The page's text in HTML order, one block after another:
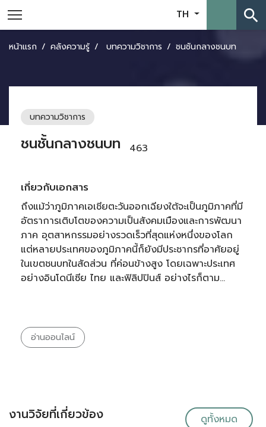
TH search
หน้าแรก คลังความรู้ บทความวิชาการ ชนชั้นกลางชนบท
บทความวิชาการ
463
ชนชั้นกลางชนบท
เกี่ยวกับเอกสาร
ถึงแม้ว่าภูมิภาคเอเชียตะวันออกเฉียงใต้จะเป็นภูมิภาคที่มี
อัตราการเติบโตของความเป็นสังคมเมืองและการพัฒนา
ภาค อุตสาหกรรมอย่างรวดเร็วที่สุดแห่งหนึ่งของโลก
แต่หลายประเทศของภูมิภาคนี้ก็ยังมีประชากรที่อาศัยอยู่
ในเขตชนบทในสัดส่วน ที่ค่อนข้างสูง โดยเฉพาะประเทศ
อย่างอินโดนีเซีย ไทย และฟิลิปปินส์ อย่างไรก็ตาม…
อ่านออนไลน์
งานวิจัยที่เกี่ยวข้อง ดูทั้งหมด